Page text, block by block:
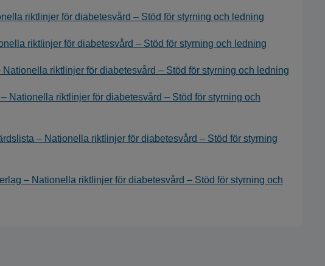
riktlinjer för diabetesvård – Stöd för styrning och ledning
riktlinjer för diabetesvård – Stöd för styrning och ledning
riktlinjer för diabetesvård – Stöd för styrning och ledning
Nationella riktlinjer för diabetesvård – Stöd för styrning och
– Nationella riktlinjer för diabetesvård – Stöd för styrning
– Nationella riktlinjer för diabetesvård – Stöd för styrning och